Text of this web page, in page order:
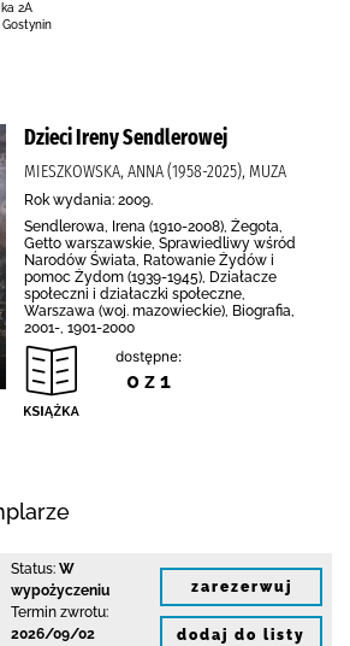
2A
Dzieci Ireny Sendlerowej
MIESZKOWSKA, ANNA (1958-2025), MUZA
Rok wydania: 2009.
Sendlerowa, Irena (1910-2008), Żegota,
Getto warszawskie, Sprawiedliwy wśród
Narodów Świata, Ratowanie Żydów i
pomoc Żydom (1939-1945), Działacze
społeczni i działaczki społeczne,
Warszawa (woj. mazowieckie), Biografia,
2001-, 1901-2000
dostępne:
0 z 1
Status: W
wypożyczeniu
Termin zwrotu:
2026/09/02
zarezerwuj
dodaj do listy